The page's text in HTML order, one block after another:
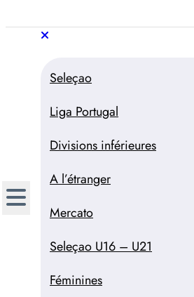
au
Trivela
L'actualité du football
Seleçao
Liga Portugal
Divisions inférieures
A l’étranger
Mercato
Seleçao U16 – U21
Féminines